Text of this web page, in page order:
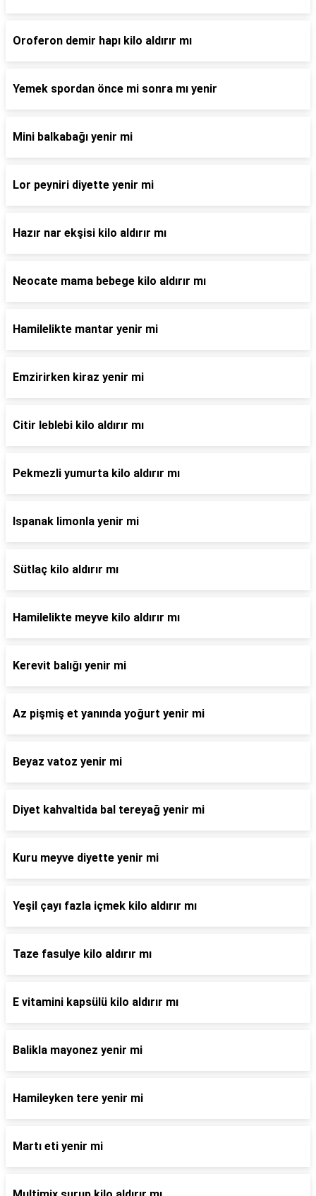
Oroferon demir hapı kilo aldırır mı
Yemek spordan önce mi sonra mı yenir
Mini balkabağı yenir mi
Lor peyniri diyette yenir mi
Hazır nar ekşisi kilo aldırır mı
Neocate mama bebege kilo aldırır mı
Hamilelikte mantar yenir mi
Emzirirken kiraz yenir mi
Citir leblebi kilo aldırır mı
Pekmezli yumurta kilo aldırır mı
Ispanak limonla yenir mi
Sütlaç kilo aldırır mı
Hamilelikte meyve kilo aldırır mı
Kerevit balığı yenir mi
Az pişmiş et yanında yoğurt yenir mi
Beyaz vatoz yenir mi
Diyet kahvaltida bal tereyağ yenir mi
Kuru meyve diyette yenir mi
Yeşil çayı fazla içmek kilo aldırır mı
Taze fasulye kilo aldırır mı
E vitamini kapsülü kilo aldırır mı
Balikla mayonez yenir mi
Hamileyken tere yenir mi
Martı eti yenir mi